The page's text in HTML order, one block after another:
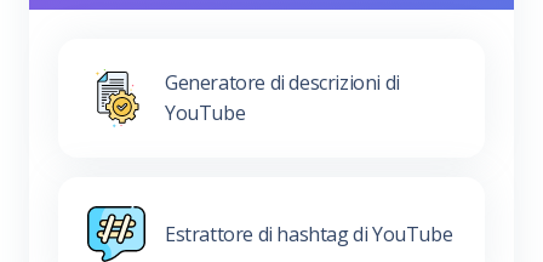
Generatore di descrizioni di
YouTube
Estrattore di hashtag di YouTube